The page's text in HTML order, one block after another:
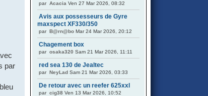
par
par Acacia Ven 27 Mar 2026, 08:32
Avis aux possesseurs de Gyre
maxspect XF330/350
par B@rn@bo Mar 24 Mar 2026, 20:12
Chagement box
par osaka320 Sam 21 Mar 2026, 11:11
red sea 130 de Jealtec
par NeyLad Sam 21 Mar 2026, 03:33
De retour avec un reefer 625xxl
par cig38 Ven 13 Mar 2026, 10:52